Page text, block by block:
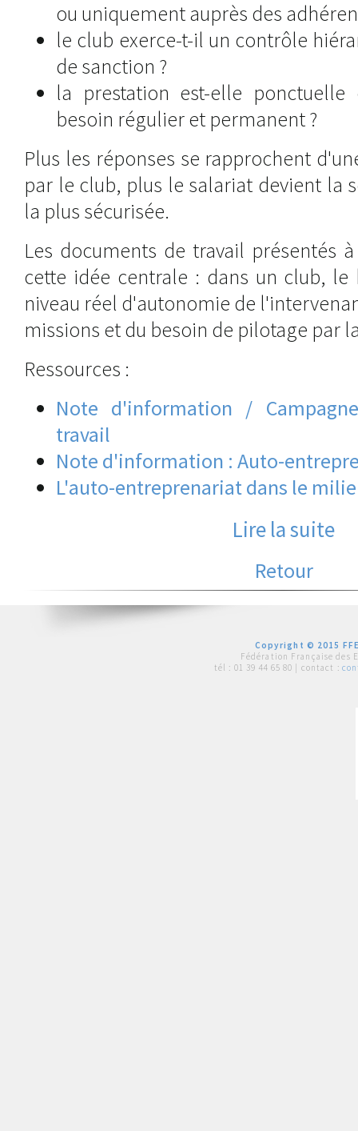
ou uniquement auprès des
le club exerce-t-il un contrôle
de sanction ?
la prestation est-elle
besoin régulier et permanent ?
Plus les réponses se rapprochent
par le club, plus le salariat devient la
la plus sécurisée.
Les documents de travail présentés
cette idée centrale : dans un club,
niveau réel d'autonomie de
missions et du besoin de pilotage par
Ressources :
Note d'information /
travail
Note d'information : Auto-
L'auto-entreprenariat dans le
Lire la suite
Retour
Copyright © 2015
Fédération Française des
tél : 01 39 44 65 80 | contact :